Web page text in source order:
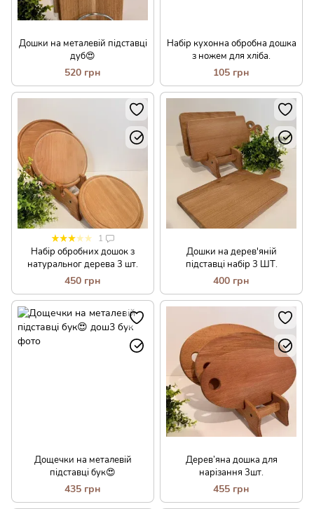
Дошки на металевій підставці
дуб😍
520 грн
Набір кухонна обробна дошка
з ножем для хліба.
105 грн
1
Набір обробних дошок з
натуральног дерева 3 шт.
450 грн
Дошки на дерев'яній
підставці набір 3 ШТ.
400 грн
Дощечки на металевій
підставці бук😍
435 грн
Дерев’яна дошка для
нарізання 3шт.
455 грн